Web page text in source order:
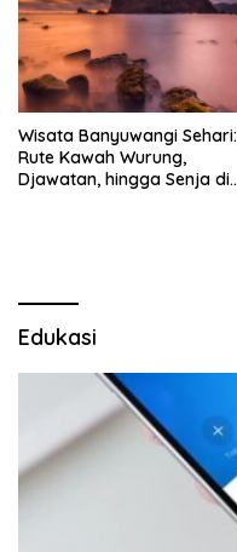
Wisata Banyuwangi Sehari:
Rute Kawah Wurung,
Djawatan, hingga Senja di
Edukasi